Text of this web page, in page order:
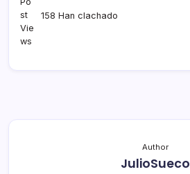
158 Han clachado
Author
JulioSueco